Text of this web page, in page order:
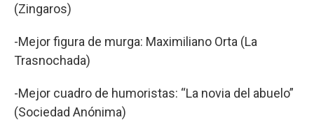
(Zingaros)
-Mejor figura de murga: Maximiliano Orta (La
Trasnochada)
-Mejor cuadro de humoristas: “La novia del abuelo”
(Sociedad Anónima)